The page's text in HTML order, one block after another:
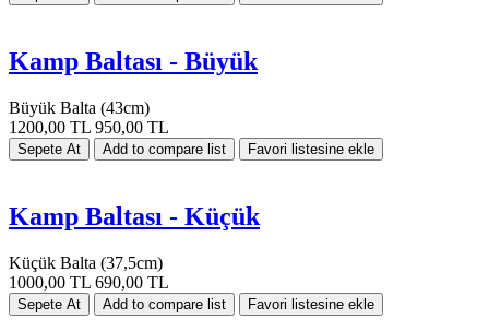
Kamp Baltası - Büyük
Büyük Balta (43cm)
1200,00 TL 950,00 TL
Kamp Baltası - Küçük
Küçük Balta (37,5cm)
1000,00 TL 690,00 TL